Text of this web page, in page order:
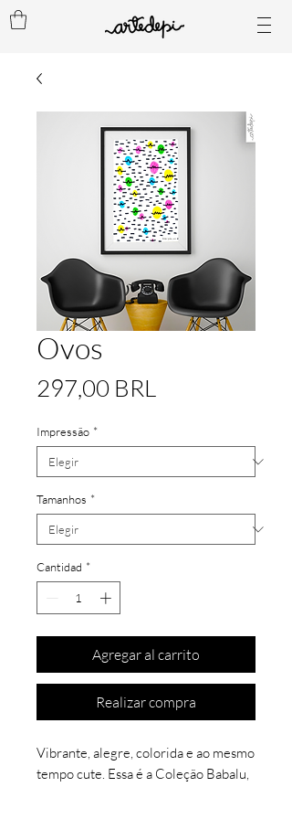
Ovos
297,00 BRL
Impressão *
Tamanhos *
Cantidad *
Agregar al carrito
Realizar compra
Vibrante, alegre, colorida e ao mesmo
tempo cute. Essa é a Coleção Babalu,